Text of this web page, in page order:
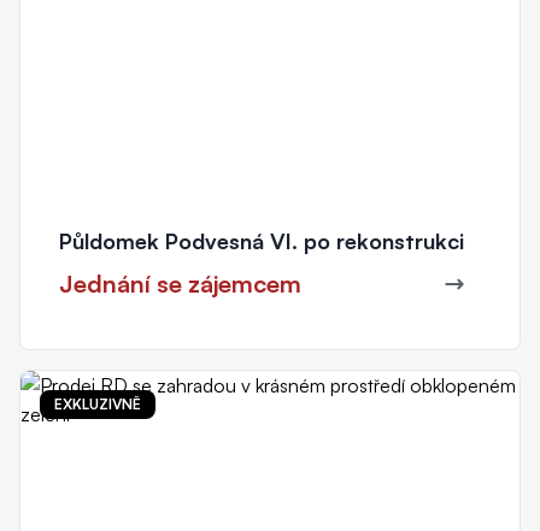
Půldomek Podvesná VI. po rekonstrukci
Jednání se zájemcem
EXKLUZIVNĚ